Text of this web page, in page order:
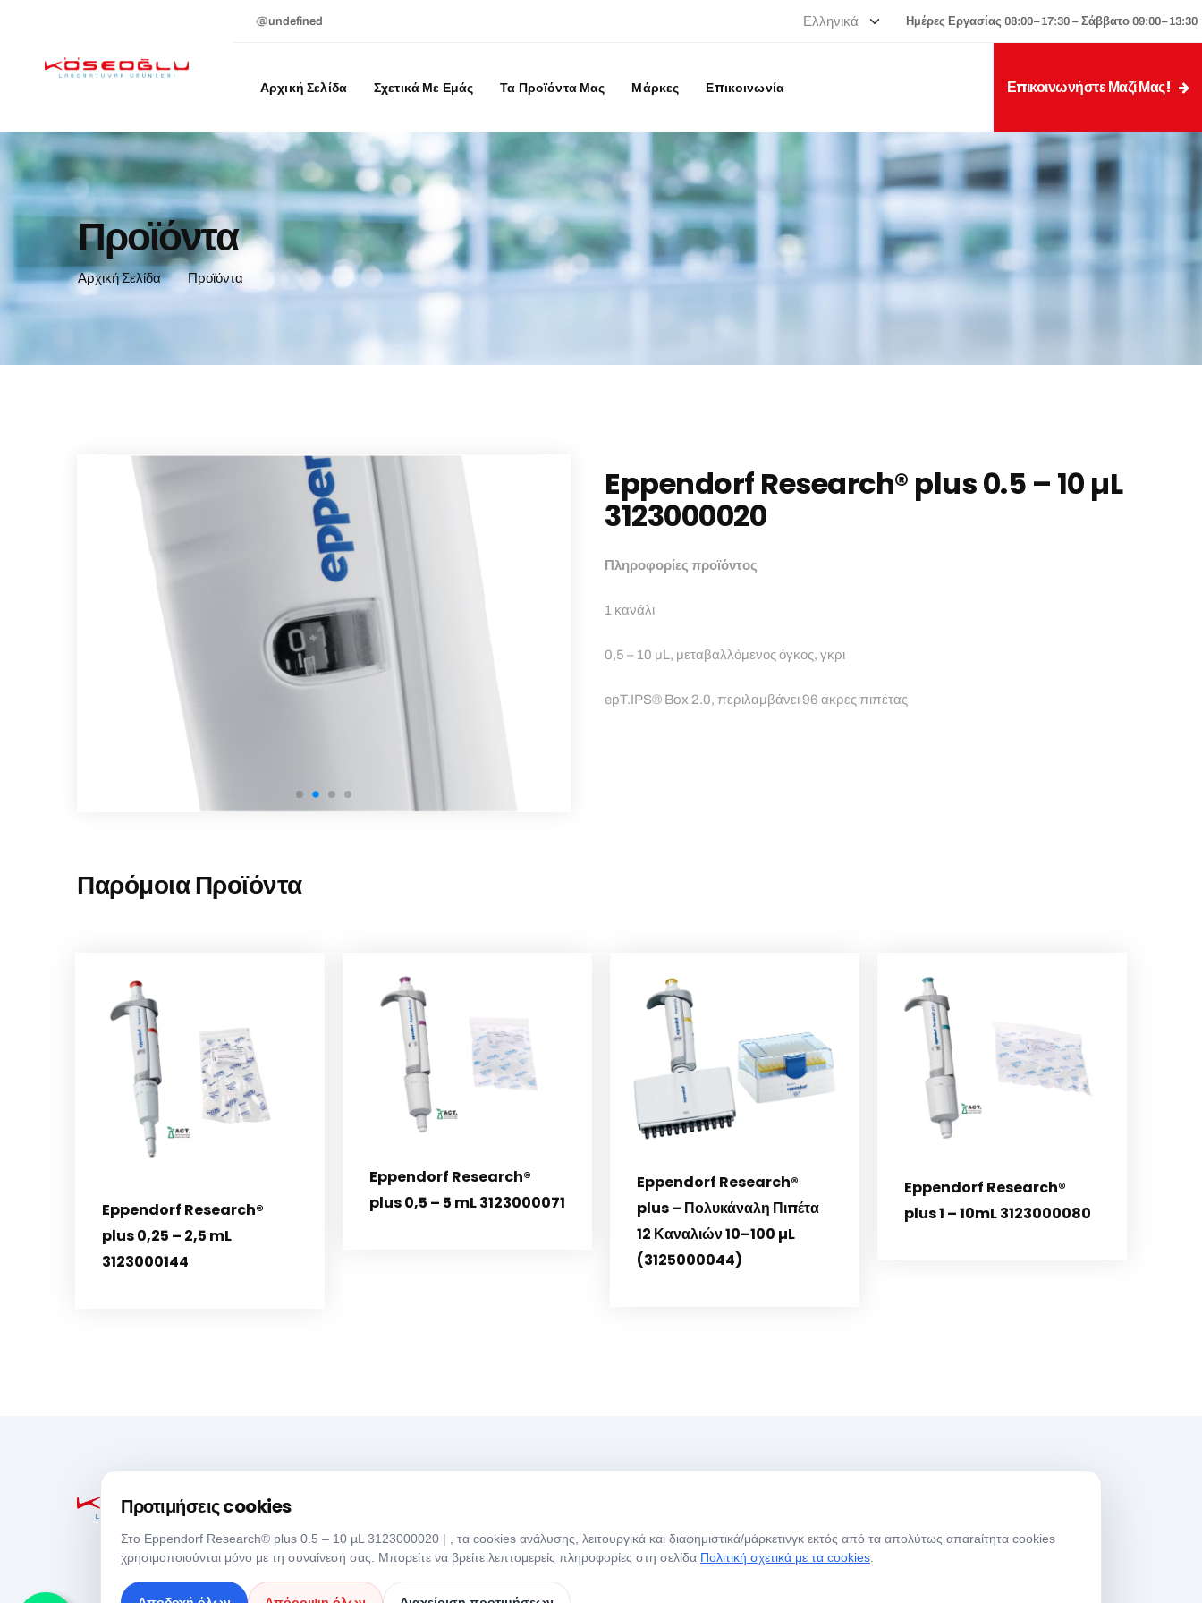
undefined Ημέρες Εργασίας 08:00–17:30 – Σάββατο 09:00–13:30
Αρχική Σελίδα Σχετικά Με Εμάς Τα Προϊόντα Μας Μάρκες Επικοινωνία Επικοινωνήστε Μαζί Μας!
Προϊόντα
Αρχική Σελίδα Προϊόντα
Eppendorf Research® plus 0.5 – 10 µL
3123000020
Πληροφορίες προϊόντος
1 κανάλι
0,5 – 10 µL, μεταβαλλόμενος όγκος, γκρι
epT.IPS® Box 2.0, περιλαμβάνει 96 άκρες πιπέτας
Παρόμοια Προϊόντα
Eppendorf Research®
plus 0,25 – 2,5 mL
3123000144
Eppendorf Research®
plus 0,5 – 5 mL 3123000071
Eppendorf Research®
plus – Πολυκάναλη Πιπέτα
12 Καναλιών 10–100 µL
(3125000044)
Eppendorf Research®
plus 1 – 10mL 3123000080
Αρχική Σελίδα Σχετικά με Εμάς
Τα Προϊόντα Μας
Ημέρες
Προτιμήσεις cookies
Στο Eppendorf Research® plus 0.5 – 10 µL 3123000020 | , τα cookies ανάλυσης, λειτουργικά και διαφημιστικά/μάρκετινγκ εκτός από τα απολύτως απαraίτητα cookies
χρησιμοποιούνται μόνο με τη συναίνεσή σας. Μπορείτε να βρείτε λεπτομερείς πληροφορίες στη σελίδα Πολιτική σχετικά με τα cookies